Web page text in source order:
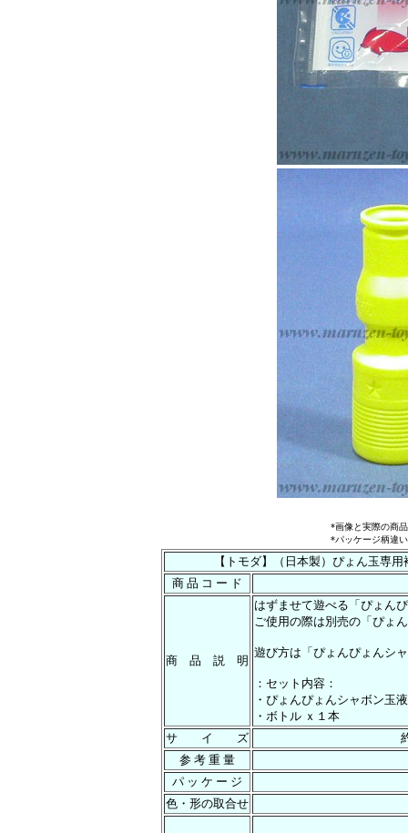
*画像と実際の商
*パッケージ柄違
【トモダ】（日本製）ぴょん玉専
商 品 コ ー ド
商 品 説 明
はずませて遊べる「ぴょん
ご使用の際は別売の「ぴょ
遊び方は「ぴょんぴょんシ
：セット内容：
・ぴょんぴょんシャボン玉
・ボトル ｘ１本
サ イ ズ
参 考 重 量
パ ッ ケ ー ジ
色・形の取合せ